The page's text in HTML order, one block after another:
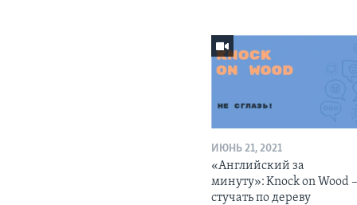
ИЮНЬ 21, 2021
«Английский за
минуту»: Knock on Wood
стучать по дереву